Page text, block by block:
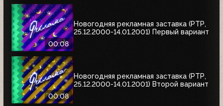
00:08
Новогодняя рекламная заставка (РТР,
25.12.2000-14.01.2001) Первый вариант
00:08
Новогодняя рекламная заставка (РТР,
25.12.2000-14.01.2001) Второй вариант